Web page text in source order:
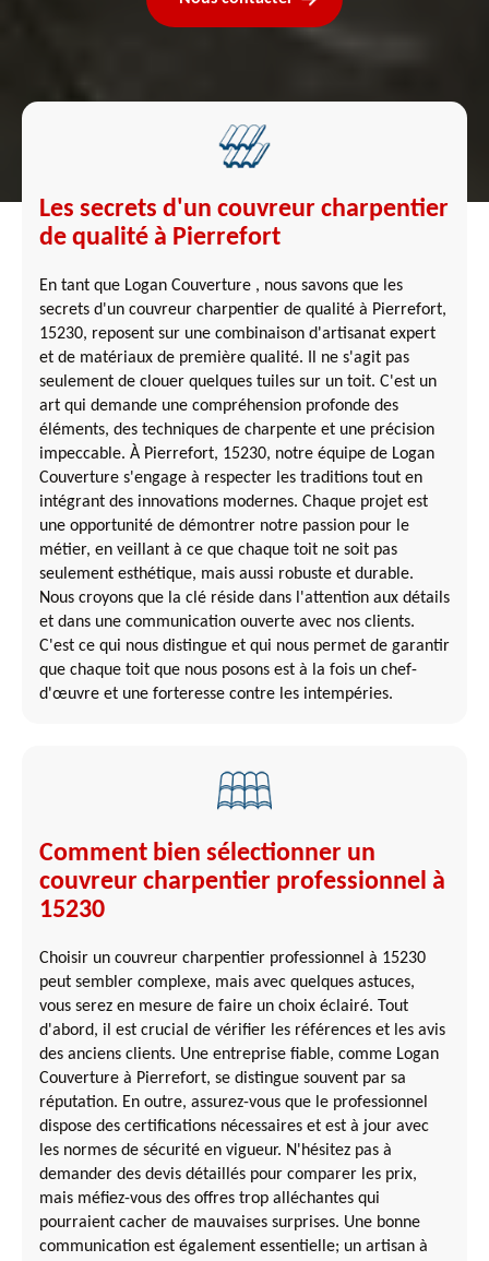
Les secrets d'un couvreur charpentier
de qualité à Pierrefort
En tant que Logan Couverture , nous savons que les
secrets d'un couvreur charpentier de qualité à Pierrefort,
15230, reposent sur une combinaison d'artisanat expert
et de matériaux de première qualité. Il ne s'agit pas
seulement de clouer quelques tuiles sur un toit. C'est un
art qui demande une compréhension profonde des
éléments, des techniques de charpente et une précision
impeccable. À Pierrefort, 15230, notre équipe de Logan
Couverture s'engage à respecter les traditions tout en
intégrant des innovations modernes. Chaque projet est
une opportunité de démontrer notre passion pour le
métier, en veillant à ce que chaque toit ne soit pas
seulement esthétique, mais aussi robuste et durable.
Nous croyons que la clé réside dans l'attention aux détails
et dans une communication ouverte avec nos clients.
C'est ce qui nous distingue et qui nous permet de garantir
que chaque toit que nous posons est à la fois un chef-
d'œuvre et une forteresse contre les intempéries.
Comment bien sélectionner un
couvreur charpentier professionnel à
15230
Choisir un couvreur charpentier professionnel à 15230
peut sembler complexe, mais avec quelques astuces,
vous serez en mesure de faire un choix éclairé. Tout
d'abord, il est crucial de vérifier les références et les avis
des anciens clients. Une entreprise fiable, comme Logan
Couverture à Pierrefort, se distingue souvent par sa
réputation. En outre, assurez-vous que le professionnel
dispose des certifications nécessaires et est à jour avec
les normes de sécurité en vigueur. N'hésitez pas à
demander des devis détaillés pour comparer les prix,
mais méfiez-vous des offres trop alléchantes qui
pourraient cacher de mauvaises surprises. Une bonne
communication est également essentielle; un artisan à